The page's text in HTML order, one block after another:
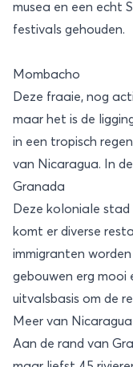
musea en een echt
festivals gehouden.
Mombacho
Deze fraaie, nog
maar het is de
in een tropisch
van Nicaragua. In
Granada
Deze koloniale
komt er diverse
immigranten
gebouwen erg mooi
uitvalsbasis om de
Meer van Nicaragua
Aan de rand van